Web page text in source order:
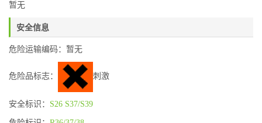
暂无
安全信息
危险运输编码：暂无
危险品标志： 刺激
安全标识： S26 S37/S39